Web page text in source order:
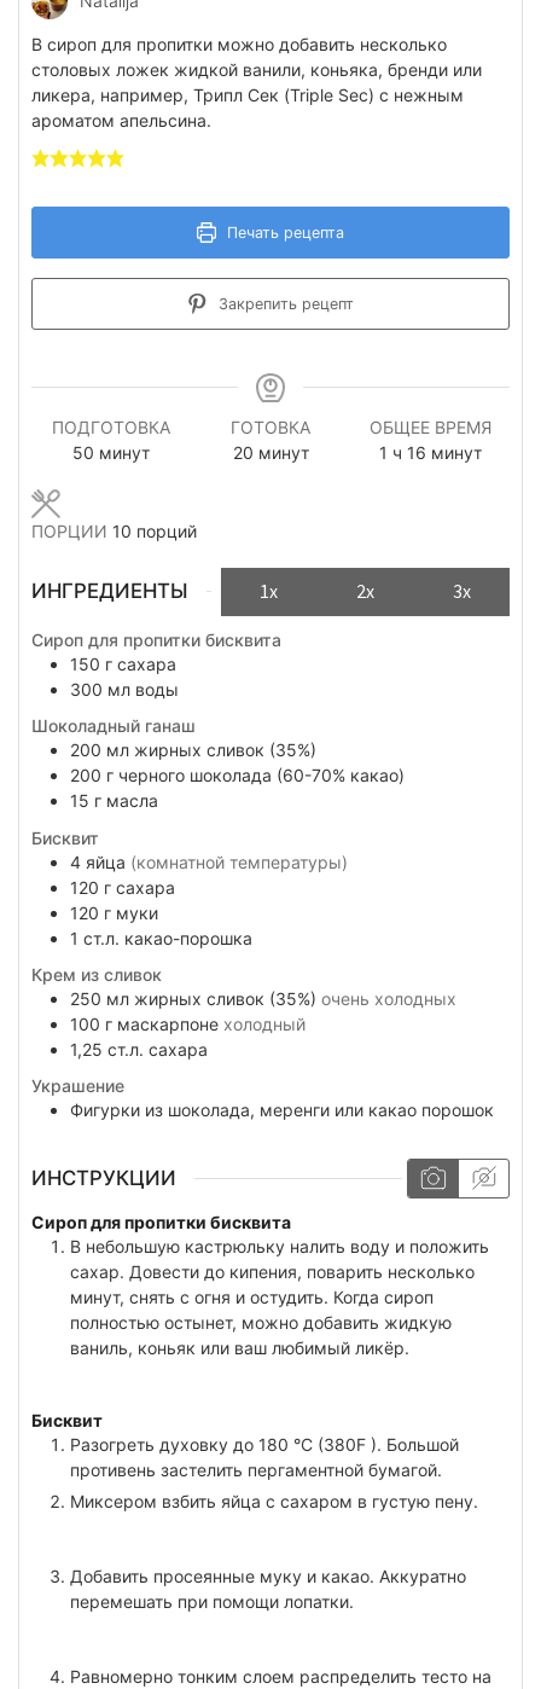
В сироп для пропитки можно добавить несколько
столовых ложек жидкой ванили, коньяка, бренди или
ликера, например, Трипл Сек (Triple Sec) с нежным
ароматом апельсина.
Печать рецепта
Закрепить рецепт
ПОДГОТОВКА
50 минуты
минут
ГОТОВКА
20минуты
минут
ОБЩЕЕ ВРЕМЯ
1 час
ч 16минуты
минут
ПОРЦИИ 10 порций
ИНГРЕДИЕНТЫ 1x 2x 3x
Сироп для пропитки бисквита
150 г сахара
300 мл воды
Шоколадный ганаш
200 мл жирных сливок (35%)
200 г черного шоколада (60-70% какао)
15 г масла
Бисквит
4 яйца (комнатной температуры)
120 г сахара
120 г муки
1 ст.л. какао-порошка
Крем из сливок
250 мл жирных сливок (35%) очень холодных
100 г маскарпоне холодный
1,25 ст.л. сахара
Украшение
Фигурки из шоколада, меренги или какао порошок
ИНСТРУКЦИИ
Сироп для пропитки бисквита
В небольшую кастрюльку налить воду и положить
сахар. Довести до кипения, поварить несколько
минут, снять с огня и остудить. Когда сироп
полностью остынет, можно добавить жидкую
ваниль, коньяк или ваш любимый ликёр.
Бисквит
Разогреть духовку до 180 °C (380F ). Большой
противень застелить пергаментной бумагой.
Миксером взбить яйца с сахаром в густую пену.
Добавить просеянные муку и какао. Аккуратно
перемешать при помощи лопатки.
Равномерно тонким слоем распределить тесто на